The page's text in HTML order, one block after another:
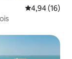
Évaluation
4,94 (16)